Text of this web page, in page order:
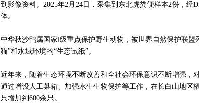
到影像资料。2025年2月24日，采集到东北虎粪便样本2份，
体。
中华秋沙鸭属国家Ⅰ级重点保护野生动物，被世界自然保护联盟
猫”和水域环境的“生态试纸”。
近年来，随着生态环境不断改善和全社会环保意识不断增强，
通过增设人工巢箱、加强水生生物保护等工作，在长白山地区
只增加到600余只。